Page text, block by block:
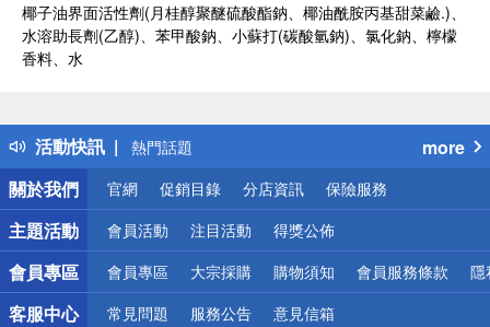
椰子油界面活性劑(月桂醇聚醚硫酸酯鈉、椰油酰胺丙基甜菜鹼.)、
水溶助長劑(乙醇)、苯甲酸鈉、小蘇打(碳酸氫鈉)、氯化鈉、檸檬
香料、水
活動快訊
得獎公告
熱門話題
銀行優惠
偏遠地區配送
詐騙網頁！請小心！
more
關於我們
官網 促銷目錄 分店資訊 保險服務
主題活動 會員活動 注目活動 得獎公佈
會員專區 會員專區 大宗採購 購物須知 會員服務條款 隱
客服中心 常見問題 服務公告 意見信箱